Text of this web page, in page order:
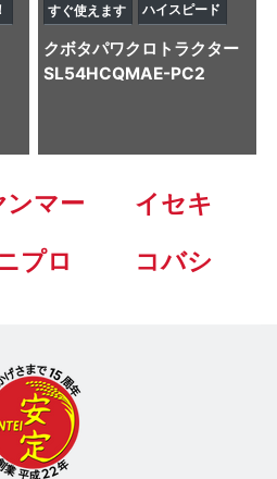
すぐ使えます ハイスピード
クボタパワクロトラクター
SL54HCQMAE-PC2
ンマー
イセキ
プロ コバシ